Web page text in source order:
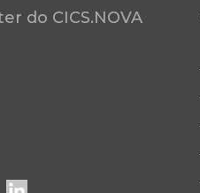
do CICS.NOVA